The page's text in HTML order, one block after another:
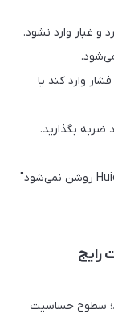
و غبار وارد نشود.
وارد کند یا
ضربه بگذارید.
این نکات برای جلوگیری از مشکلات مانند "تبلت Huion روشن نمی‌شود"
رایج
سطوح حساسیت